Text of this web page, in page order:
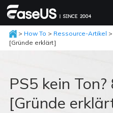
> How To > Ressource-Artikel
[Gründe erklärt]
PS5 kein
[Gründe